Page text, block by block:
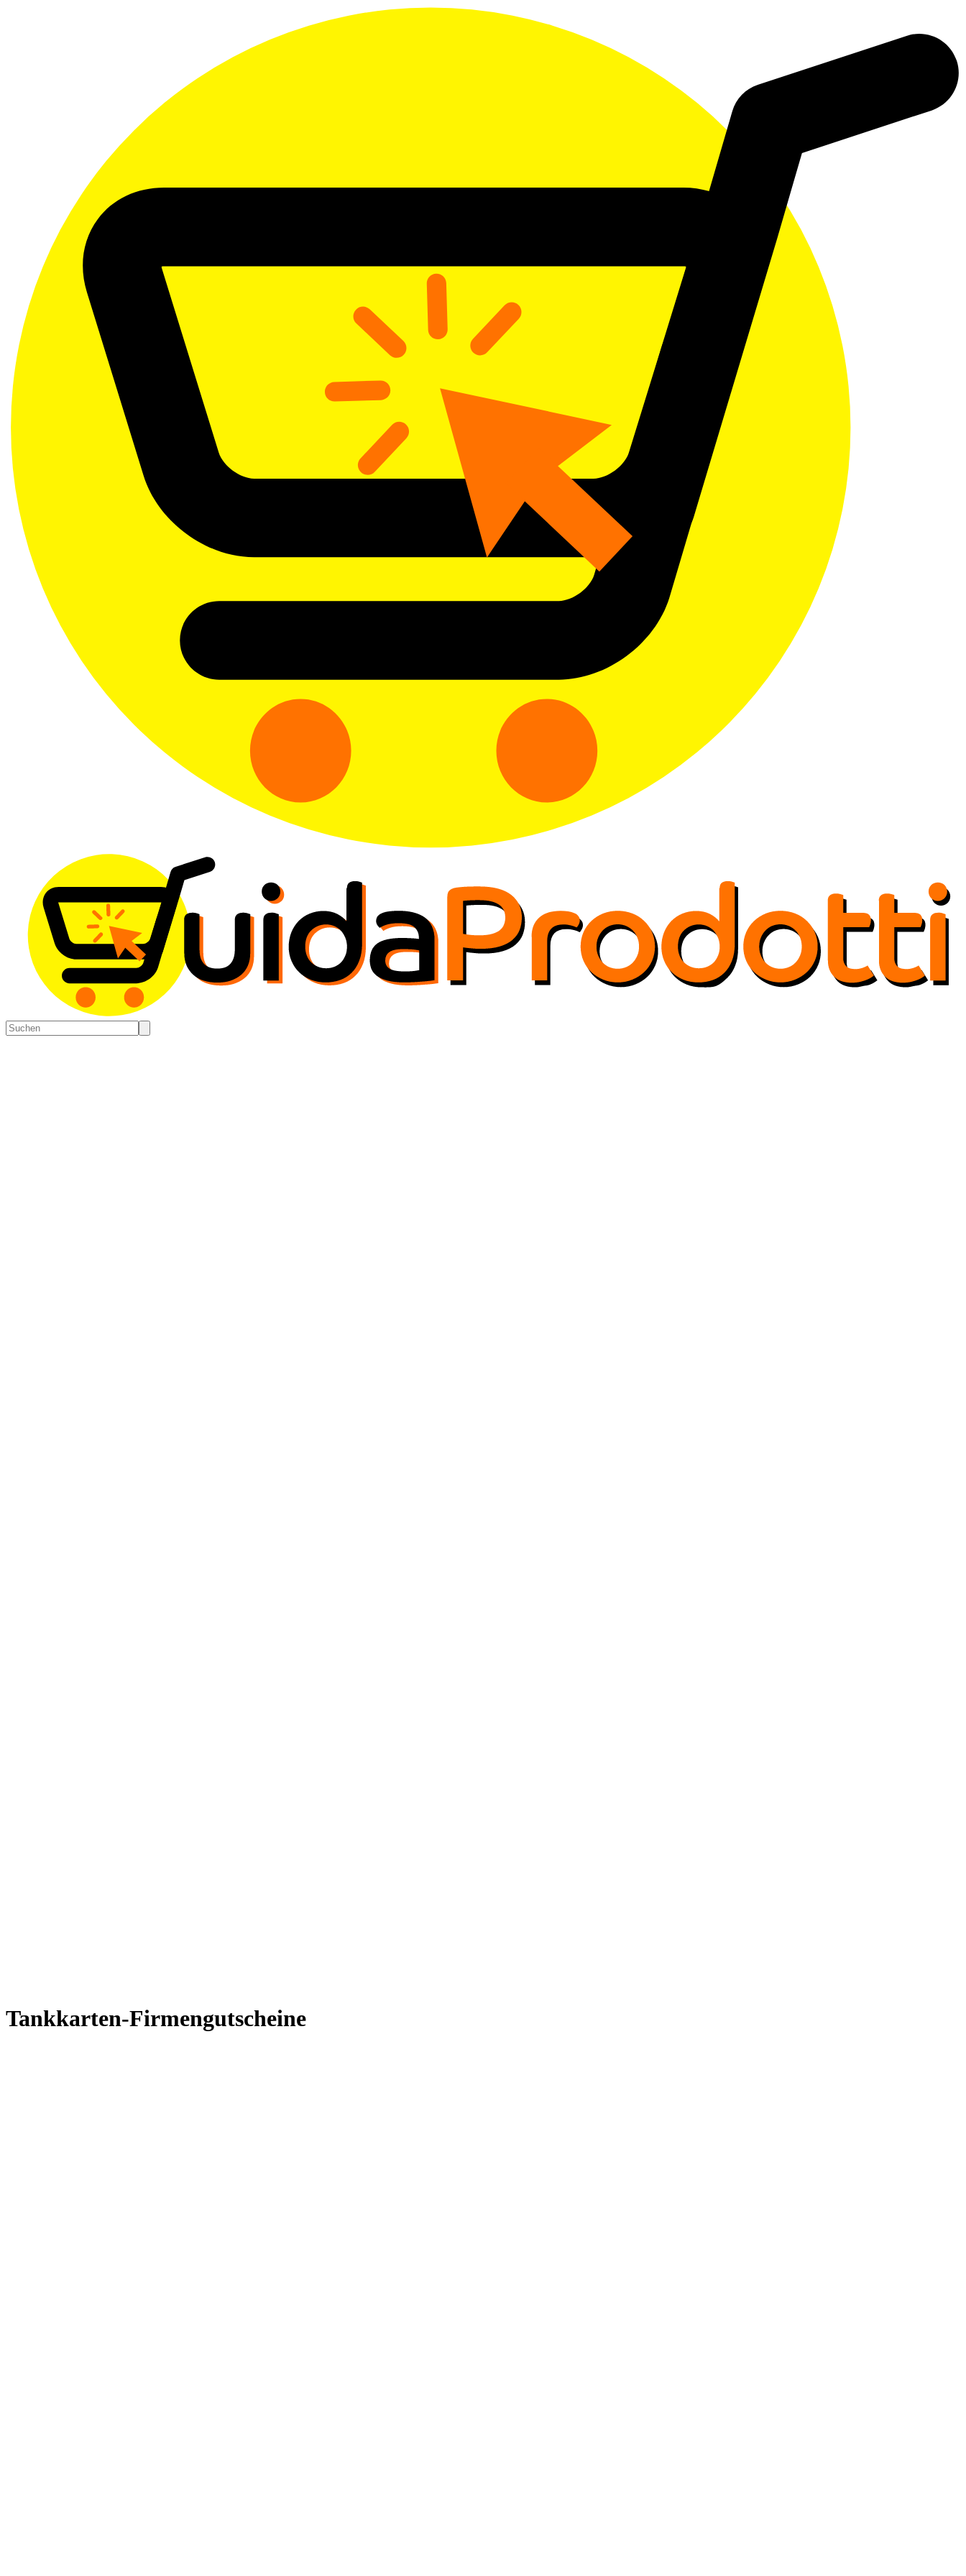
Tankkarten-Firmengutscheine